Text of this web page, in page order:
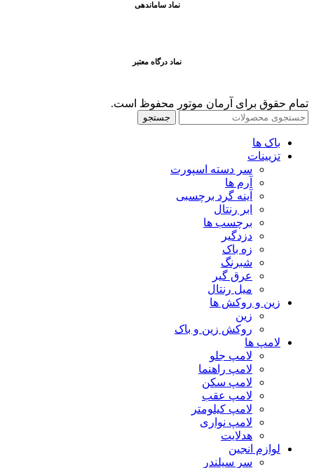
نماد ساماندهی
نماد درگاه معتبر
تمام حقوق برای آرمان موتور محفوظ است.
جستجو
باک ها
تزیینات
سر دسته اسپورت
آرم ها
آینه گرد برچسبی
ابر رنتال
برچسب ها
دزدگیر
زه باک
شبرنگ
عرق گیر
میل رنتال
زین و روکش ها
زین
روکش زین و باک
لامپ ها
لامپ جلو
لامپ راهنما
لامپ سکن
لامپ عقب
لامپ کیلومتر
لامپ نواری
هدلایت
لوازم انجین
سر سیلندر